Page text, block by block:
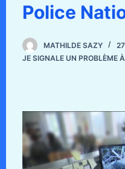
Police
MATHILDE SAZY
JE SIGNALE UN PROBLÈME